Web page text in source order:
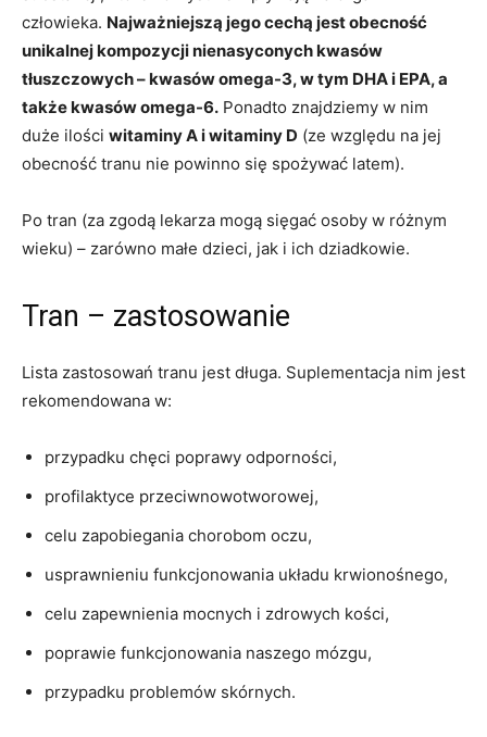
człowieka. Najważniejszą jego cechą jest obecność
unikalnej kompozycji nienasyconych kwasów
tłuszczowych – kwasów omega-3, w tym DHA i EPA, a
także kwasów omega-6. Ponadto znajdziemy w nim
duże ilości witaminy A i witaminy D (ze względu na jej
obecność tranu nie powinno się spożywać latem).
Po tran (za zgodą lekarza mogą sięgać osoby w różnym
wieku) – zarówno małe dzieci, jak i ich dziadkowie.
Tran – zastosowanie
Lista zastosowań tranu jest długa. Suplementacja nim jest
rekomendowana w:
przypadku chęci poprawy odporności,
profilaktyce przeciwnowotworowej,
celu zapobiegania chorobom oczu,
usprawnieniu funkcjonowania układu krwionośnego,
celu zapewnienia mocnych i zdrowych kości,
poprawie funkcjonowania naszego mózgu,
przypadku problemów skórnych.